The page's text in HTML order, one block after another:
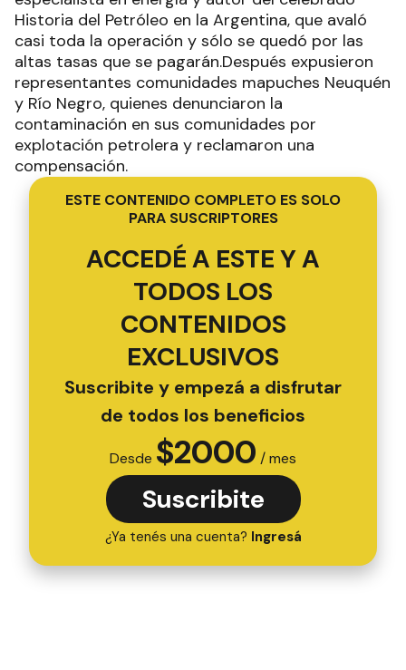
Historia del Petróleo en la Argentina, que avaló
casi toda la operación y sólo se quedó por las
altas tasas que se pagarán.Después expusieron
representantes comunidades mapuches Neuquén
y Río Negro, quienes denunciaron la
contaminación en sus comunidades por
explotación petrolera y reclamaron una
compensación.
ESTE CONTENIDO COMPLETO ES SOLO
PARA SUSCRIPTORES
ACCEDÉ A ESTE Y A
TODOS LOS
CONTENIDOS
EXCLUSIVOS
Suscribite y empezá a disfrutar
de todos los beneficios
Desde $2000 / mes
Suscribite
¿Ya tenés una cuenta? Ingresá